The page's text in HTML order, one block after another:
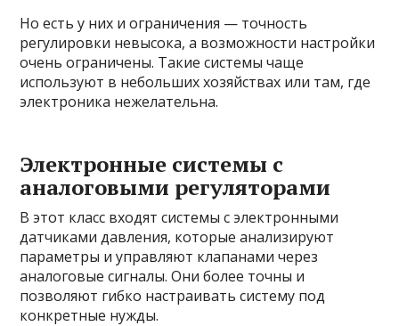
Но есть у них и ограничения — точность
регулировки невысока, а возможности настройки
очень ограничены. Такие системы чаще
используют в небольших хозяйствах или там, где
электроника нежелательна.
Электронные системы с
аналоговыми регуляторами
В этот класс входят системы с электронными
датчиками давления, которые анализируют
параметры и управляют клапанами через
аналоговые сигналы. Они более точны и
позволяют гибко настраивать систему под
конкретные нужды.